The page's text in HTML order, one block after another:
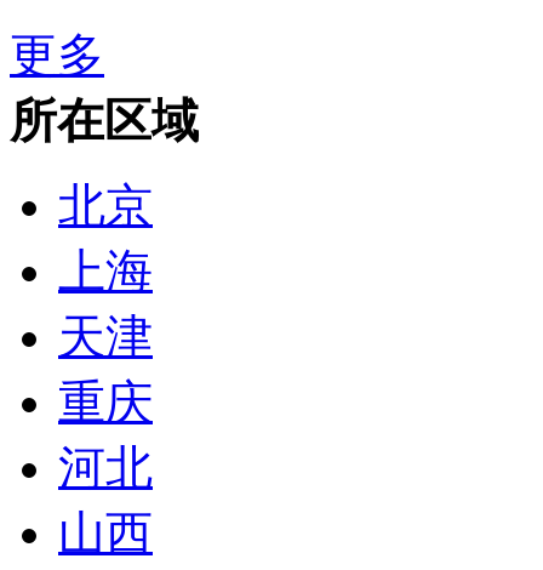
更多
所在区域
北京
上海
天津
重庆
河北
山西